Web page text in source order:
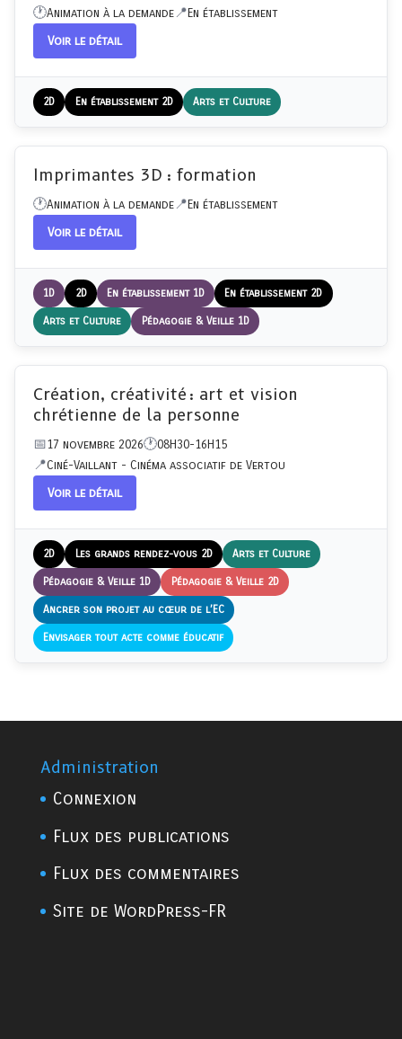
Animation à la demande
En établissement
Voir le détail
2D En établissement 2D Arts et Culture
Imprimantes 3D : formation
Animation à la demande
En établissement
Voir le détail
1D 2D En établissement 1D En établissement 2D
Arts et Culture Pédagogie & Veille 1D
Création, créativité : art et vision
chrétienne de la personne
17 novembre 2026
08H30-16H15
Ciné-Vaillant - Cinéma associatif de Vertou
Voir le détail
2D Les grands rendez-vous 2D Arts et Culture
Pédagogie & Veille 1D Pédagogie & Veille 2D
Ancrer son projet au cœur de l’EC
Envisager tout acte comme éducatif
Administration
Connexion
Flux des publications
Flux des commentaires
Site de WordPress-FR